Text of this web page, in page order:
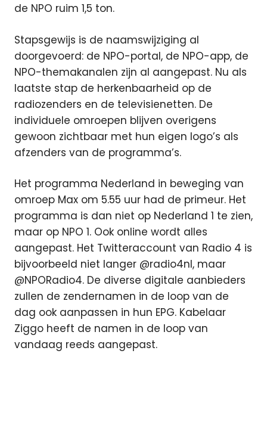
de NPO ruim 1,5 ton.
Stapsgewijs is de naamswijziging al
doorgevoerd: de NPO-portal, de NPO-app, de
NPO-themakanalen zijn al aangepast. Nu als
laatste stap de herkenbaarheid op de
radiozenders en de televisienetten. De
individuele omroepen blijven overigens
gewoon zichtbaar met hun eigen logo’s als
afzenders van de programma’s.
Het programma Nederland in beweging van
omroep Max om 5.55 uur had de primeur. Het
programma is dan niet op Nederland 1 te zien,
maar op NPO 1. Ook online wordt alles
aangepast. Het Twitteraccount van Radio 4 is
bijvoorbeeld niet langer @radio4nl, maar
@NPORadio4. De diverse digitale aanbieders
zullen de zendernamen in de loop van de
dag ook aanpassen in hun EPG. Kabelaar
Ziggo heeft de namen in de loop van
vandaag reeds aangepast.